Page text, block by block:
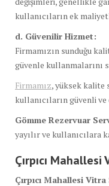
kullanıcıların ek
d. Güvenilir Hizmet:
Firmamızın sunduğu
güvenle kullanmalarını
Firmamız, yüksek kalite
kullanıcıların güvenli
Gömme Rezervuar
yayılır ve kullanıcılara
Çırpıcı
Çırpıcı Mahallesi